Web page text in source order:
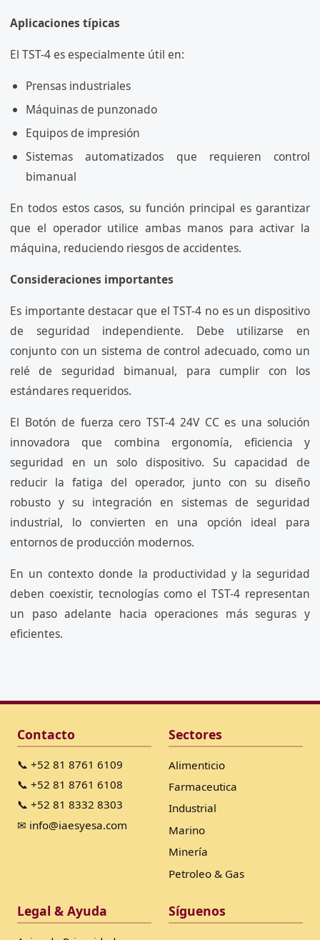
Aplicaciones típicas
El TST-4 es especialmente útil en:
Prensas industriales
Máquinas de punzonado
Equipos de impresión
Sistemas automatizados que requieren control
bimanual
En todos estos casos, su función principal es garantizar
que el operador utilice ambas manos para activar la
máquina, reduciendo riesgos de accidentes.
Consideraciones importantes
Es importante destacar que el TST-4 no es un dispositivo
de seguridad independiente. Debe utilizarse en
conjunto con un sistema de control adecuado, como un
relé de seguridad bimanual, para cumplir con los
estándares requeridos.
El Botón de fuerza cero TST-4 24V CC es una solución
innovadora que combina ergonomía, eficiencia y
seguridad en un solo dispositivo. Su capacidad de
reducir la fatiga del operador, junto con su diseño
robusto y su integración en sistemas de seguridad
industrial, lo convierten en una opción ideal para
entornos de producción modernos.
En un contexto donde la productividad y la seguridad
deben coexistir, tecnologías como el TST-4 representan
un paso adelante hacia operaciones más seguras y
eficientes.
Contacto
📞 +52 81 8761 6109
📞 +52 81 8761 6108
📞 +52 81 8332 8303
✉ info@iaesyesa.com
Sectores
Alimenticio
Farmaceutica
Industrial
Marino
Minería
Petroleo & Gas
Legal & Ayuda Síguenos